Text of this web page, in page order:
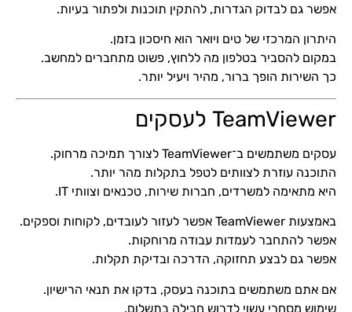
אפשר גם לבדוק הגדרות, להתקין תוכנות ולפתור בעיות.
היתרון המרכזי של טים ויואר הוא חיסכון בזמן.
במקום להסביר בטלפון מה ללחוץ, פשוט מתחברים למחשב.
כך השירות הופך ברור, מהיר ויעיל יותר.
TeamViewer לעסקים
עסקים משתמשים ב־TeamViewer לצורך תמיכה מרחוק.
התוכנה עוזרת לצוותים לטפל בתקלות מהר יותר.
היא מתאימה למשרדים, חברות שירות, טכנאים וצוותי IT.
באמצעות TeamViewer אפשר לעזור לעובדים, לקוחות וספקים.
אפשר להתחבר לעמדות עבודה מרוחקות.
אפשר גם לבצע תחזוקה, הדרכה ובדיקת תקלות.
אם אתם משתמשים בתוכנה בעסק, בדקו את תנאי הרישיון.
שימוש מסחרי עשוי לדרוש חבילה בתשלום.